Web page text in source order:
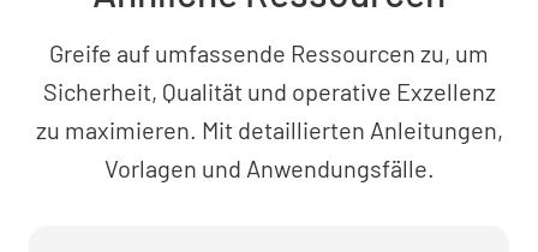
Greife auf umfassende Ressourcen zu, um
Sicherheit, Qualität und operative Exzellenz
zu maximieren. Mit detaillierten Anleitungen,
Vorlagen und Anwendungsfälle.